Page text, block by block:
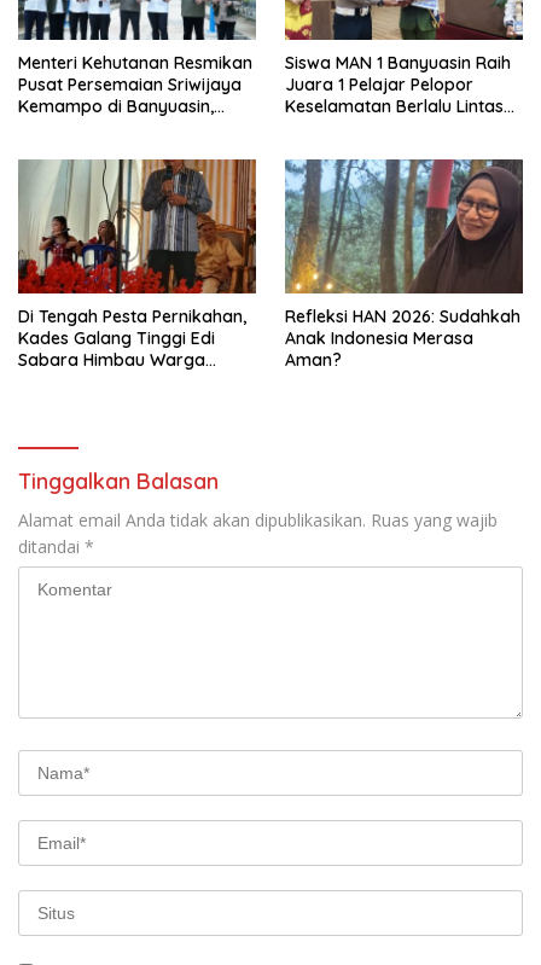
Menteri Kehutanan Resmikan
Pusat Persemaian Sriwijaya
Kemampo di Banyuasin,
Siswa MAN 1 Banyuasin Raih
Juara 1 Pelajar Pelopor
Keselamatan Berlalu Lintas
Di Tengah Pesta Pernikahan,
Kades Galang Tinggi Edi
Sabara Himbau Warga
Refleksi HAN 2026: Sudahkah
Anak Indonesia Merasa
Aman?
Tinggalkan Balasan
Alamat email Anda tidak akan dipublikasikan. Ruas yang wajib
ditandai *